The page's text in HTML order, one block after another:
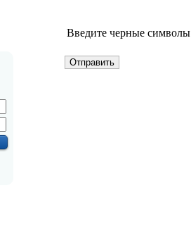
Введите черные символы